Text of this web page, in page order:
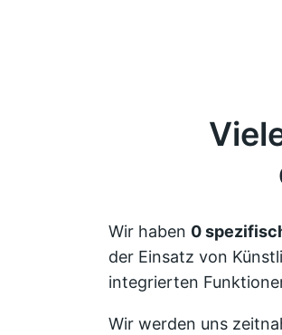
Wir haben 0
der Einsatz von
integrierten
Wir werden uns